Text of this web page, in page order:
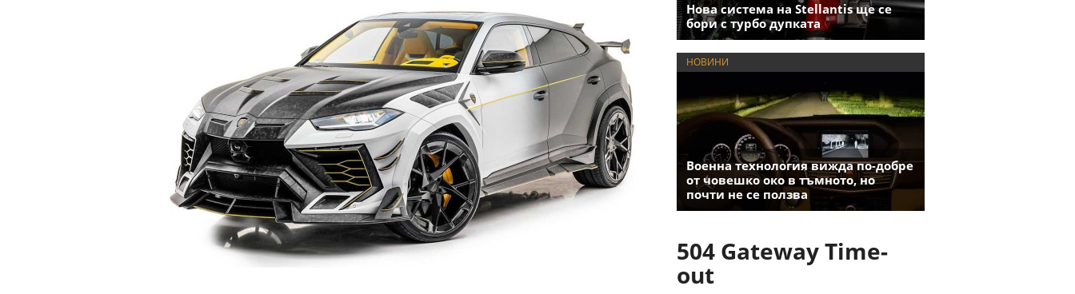
Нова система на Stellantis ще се
бори с турбо дупката
НОВИНИ
Военна технология вижда по-добре
от човешко око в тъмното, но
почти не се ползва
504 Gateway Time-
out